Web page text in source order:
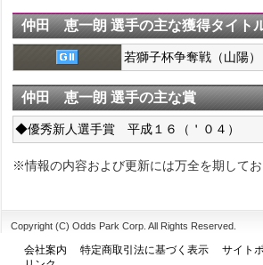
仲田 恵一朗 選手の主な獲得タイト
若獅子杯争奪戦（山陽）
仲田 恵一朗 選手の主な賞
◆優秀新人選手賞 平成１６（＇０４）
※情報の内容および更新には万全を期して
Copyright (C) Odds Park Corp. All Rights Reserved.
会社案内 特定商取引法に基づく表示 サイト